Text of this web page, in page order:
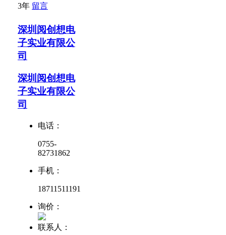
3年 留言
深圳阅创想电
子实业有限公
司
深圳阅创想电
子实业有限公
司
电话：
0755-
82731862
手机：
18711511191
询价：
联系人：